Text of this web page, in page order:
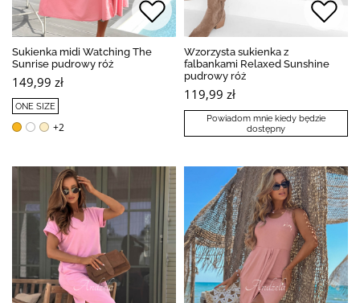
Sukienka midi Watching The
Sunrise pudrowy róż
149,99 zł
ONE SIZE
+2
Wzorzysta sukienka z
falbankami Relaxed Sunshine
pudrowy róż
119,99 zł
Powiadom mnie kiedy będzie
dostępny